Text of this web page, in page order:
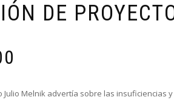
DE
Julio Melnik advertía sobre las insuficiencias